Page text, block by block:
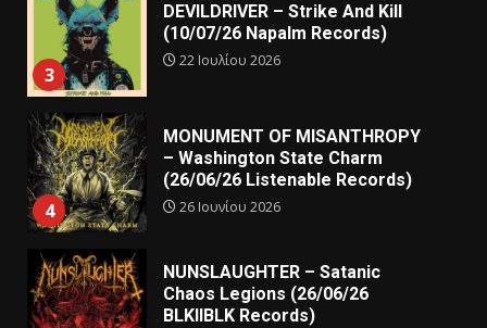
3
DEVILDRIVER – Strike And Kill
(10/07/26 Napalm Records)
22 Ιουλίου 2026
4
MONUMENT OF MISANTHROPY
– Washington State Charm
(26/06/26 Listenable Records)
26 Ιουνίου 2026
NUNSLAUGHTER – Satanic
Chaos Legions (26/06/26
BLKIIBLK Records)